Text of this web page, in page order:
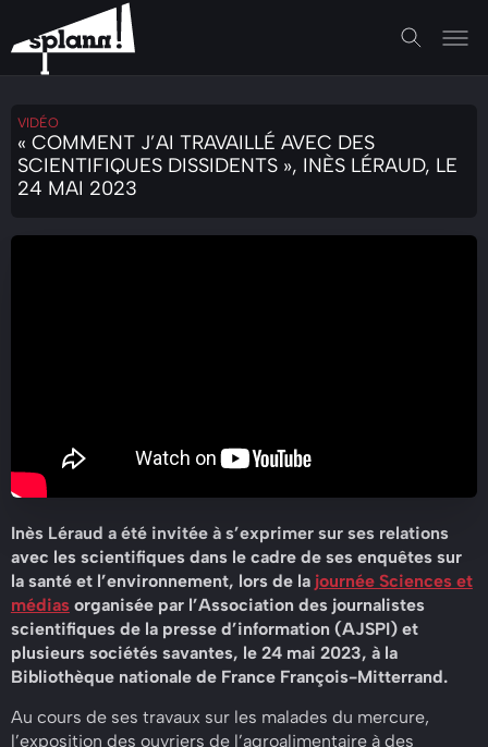
VIDÉO
« COMMENT J’AI TRAVAILLÉ AVEC DES
SCIENTIFIQUES DISSIDENTS », INÈS LÉRAUD, LE
24 MAI 2023
Inès Léraud a été invitée à s’exprimer sur ses relations
avec les scientifiques dans le cadre de ses enquêtes sur
la santé et l’environnement, lors de la journée Sciences et
médiasorganisée par l’Association des journalistes
scientifiques de la presse d’information (AJSPI) et
plusieurs sociétés savantes, le 24 mai 2023, à la
Bibliothèque nationale de France François-Mitterrand.
Au cours de ses travaux sur les malades du mercure,
l’exposition des ouvriers de l’agroalimentaire à des